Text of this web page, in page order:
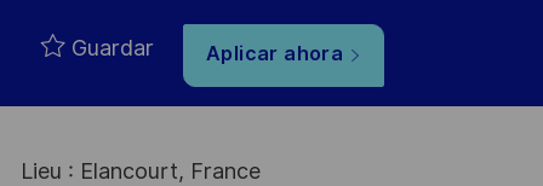
Guardar Aplicar ahora
Lieu : Elancourt, France